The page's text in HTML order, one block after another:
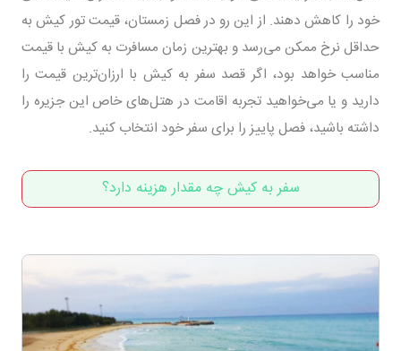
خود را کاهش دهند. از این رو در فصل زمستان، قیمت تور کیش به
حداقل نرخ ممکن می‌رسد و بهترین زمان مسافرت به کیش با قیمت
مناسب خواهد بود، اگر قصد سفر به کیش با ارزان‌ترین قیمت را
دارید و یا می‌خواهید تجربه اقامت در هتل‌های خاص این جزیره را
داشته باشید، فصل پاییز را برای سفر خود انتخاب کنید.
سفر به کیش چه مقدار هزینه دارد؟